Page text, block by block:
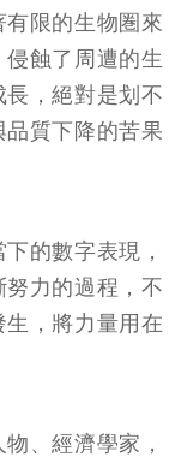
限的生物圏來
蝕了周遭的生
，絕對是划不
質下降的苦果
的數字表現，
力的過程，不
，將力量用在
、經濟學家，